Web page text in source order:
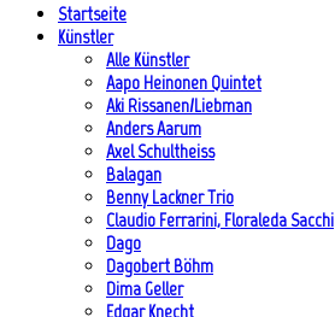
Startseite
Künstler
Alle Künstler
Aapo Heinonen Quintet
Aki Rissanen/Liebman
Anders Aarum
Axel Schultheiss
Balagan
Benny Lackner Trio
Claudio Ferrarini, Floraleda Sacchi
Dago
Dagobert Böhm
Dima Geller
Edgar Knecht